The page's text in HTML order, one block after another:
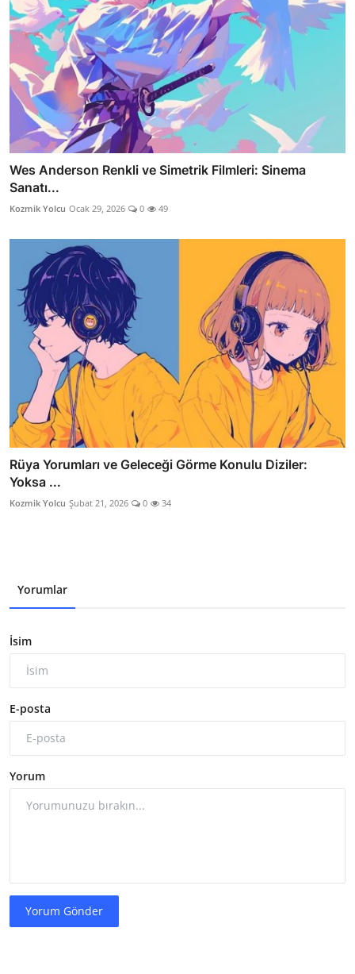
Wes Anderson Renkli ve Simetrik Filmleri: Sinema
Sanatı...
Kozmik Yolcu Ocak 29, 2026 0 49
Rüya Yorumları ve Geleceği Görme Konulu Diziler:
Yoksa ...
Kozmik Yolcu Şubat 21, 2026 0 34
Yorumlar
İsim
E-posta
Yorum
Yorum Gönder